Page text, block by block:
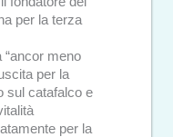
per la terza
meno
per la
sul catafalco e
per la